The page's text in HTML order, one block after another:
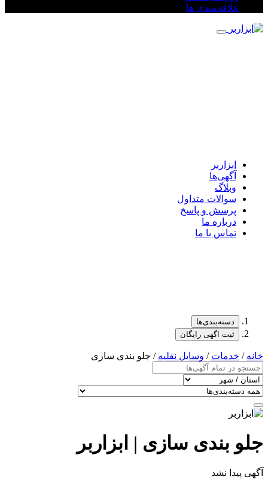
علاقه‌مندی ها
ابزاربر
آگهی‌ها
وبلاگ
سوالات متداول
پرسش و پاسخ
درباره ما
تماس با ما
دسته‌بندی‌ها
ثبت اگهی رایگان
خانه / خدمات / وسایل نقلیه / جلو بندی سازی
جلو بندی سازی | ابزاربر
آگهی پیدا نشد